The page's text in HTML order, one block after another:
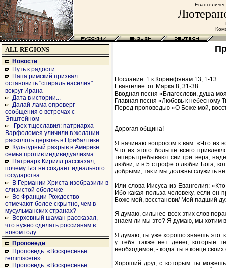
ALL REGIONS
Новости
Путь к радости
Папа римский призвал
остановить "спираль насилия"
вокруг Ирана
Дата в истории...
Далай-лама опроверг
сообщения о встречах с
Эпштейном
Грех тщеславия: патриарха
Варфоломея уличили в желании
расколоть церковь в Прибалтике
Культурный разрыв в Америке:
семья против индивидуализма
Патриарх Кирилл рассказал,
почему Бог не создаёт идеального
государства
В Германии Христа изобразили в
слизистой оболочке
Во Франции Рождество
отмечают более скрытно, чем в
мусульманских странах?
Верховный шаман рассказал,
что нужно сделать россиянам в
новом году
Проповеди
Проповедь: «Воскресенье
reminiscere»
Проповедь: «Воскресенье
Послание: 1 к Коринфянам 13, 1-13
Евангелие: от Марка 8, 31-38
Вводная песня «Благослови, душа
Главная песня «Любовь к небесному
Перед проповедью «О Боже мой,
Дорогая община!
Я начинаю вопросом к вам: «Что из
Что из этого больше всего
теперь пребывают сии три: вера,
любви, и в 5 строфе о любви Бога,
добрыми, так и мы должны служить не
Или слова Иисуса из Евангелия:
Ибо какая польза человеку, если
Боже мой, восстанови/ Мой падший
Я думаю, сильнее всех этих слов
знаем ли мы это? Я думаю, мы хотим
Я думаю, ты уже хорошо знаешь это:
у тебя также нет денег, которые
необходимое, - когда ты в конце
Хороший друг, с которым ты